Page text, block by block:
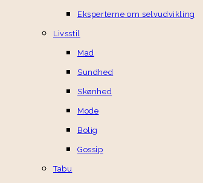
Eksperterne om selvudvikling
Livsstil
Mad
Sundhed
Skønhed
Mode
Bolig
Gossip
Tabu